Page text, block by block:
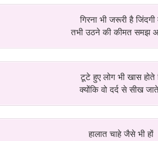
गिरना भी जरूरी है जिंदगी
तभी उठने की कीमत समझ
टूटे हुए लोग भी खास होते
क्योंकि वो दर्द से सीख
हालात चाहे जैसे भी हों